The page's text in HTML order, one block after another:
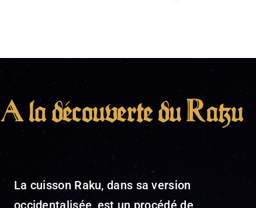
A la découverte du Raku
La cuisson Raku, dans sa version
occidentalisée, est un procédé de